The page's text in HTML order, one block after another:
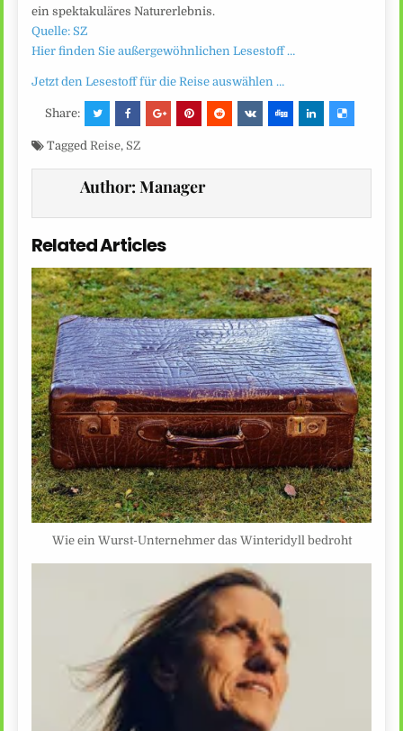
ein spektakuläres Naturerlebnis.
Quelle: SZ
Hier finden Sie außergewöhnlichen Lesestoff …
Jetzt den Lesestoff für die Reise auswählen …
Share:
TaggedReise, SZ
Author:Manager
Related Articles
Wie ein Wurst-Unternehmer das Winteridyll bedroht